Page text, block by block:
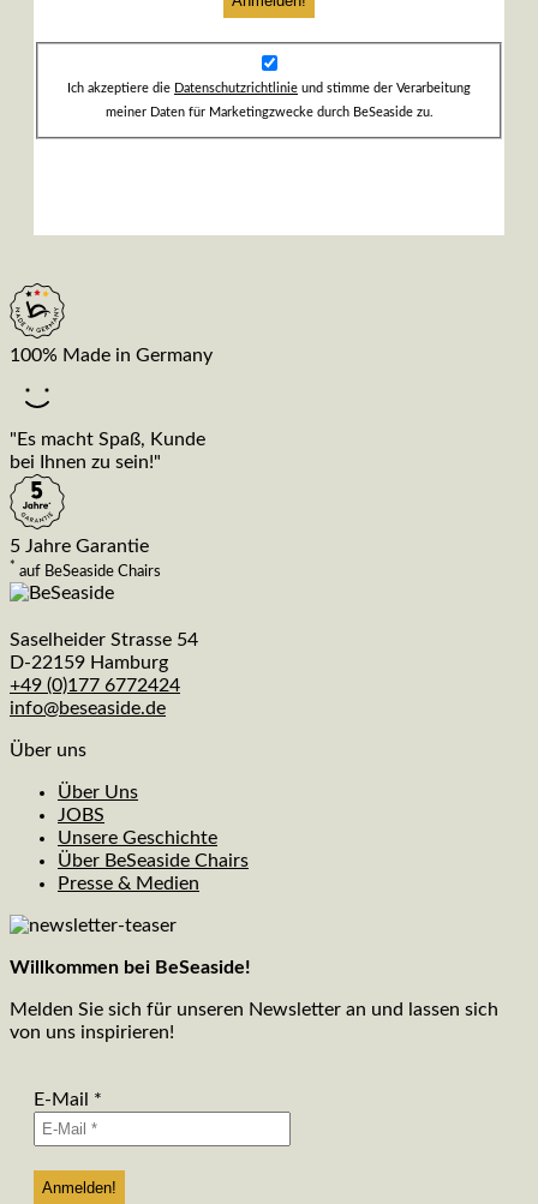
Ich akzeptiere die Datenschutzrichtlinie und stimme der Verarbeitung
meiner Daten für Marketingzwecke durch BeSeaside zu.
100% Made in Germany
"Es macht Spaß, Kunde
bei Ihnen zu sein!"
5 Jahre Garantie
* auf BeSeaside Chairs
Saselheider Strasse 54
D-22159 Hamburg
+49 (0)177 6772424
info@beseaside.de
Über uns
Über Uns
JOBS
Unsere Geschichte
Über BeSeaside Chairs
Presse & Medien
Willkommen bei BeSeaside!
Melden Sie sich für unseren Newsletter an und lassen sich
von uns inspirieren!
E-Mail *